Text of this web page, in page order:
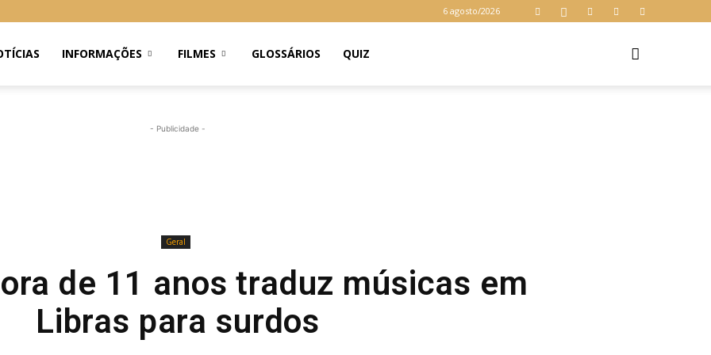
6 agosto/2026
INFORMAÇÕES FILMES GLOSSÁRIOS QUIZ
- Publicidade -
Geral
de 11 anos traduz músicas em
Libras para surdos